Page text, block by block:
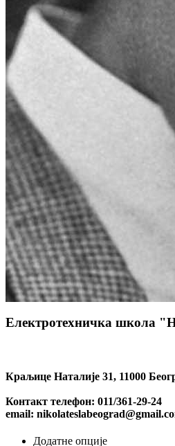
Електротехничка школа
Краљице Наталије 31, 11000
Контакт телефон: 011/361-29-24
email:
Додатне опције